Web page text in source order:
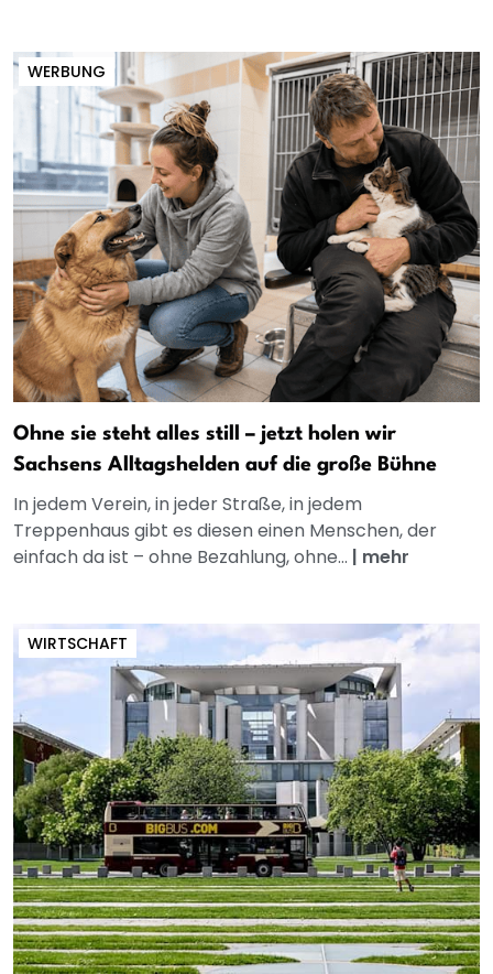
WERBUNG
Ohne sie steht alles still – jetzt holen wir
Sachsens Alltagshelden auf die große Bühne
In jedem Verein, in jeder Straße, in jedem
Treppenhaus gibt es diesen einen Menschen, der
einfach da ist – ohne Bezahlung, ohne... | mehr
WIRTSCHAFT